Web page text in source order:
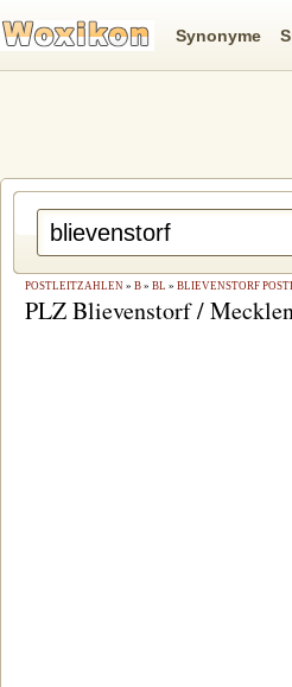
POSTLEITZAHLEN » B » BL » BLIEVENSTORF
PLZ Blievenstorf /
Synonyme